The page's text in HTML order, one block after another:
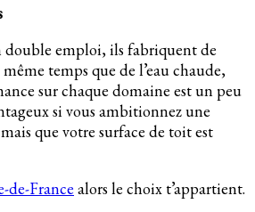
double emploi, ils fabriquent de
temps que de l’eau chaude,
sur chaque domaine est un peu
si vous ambitionnez une
que votre surface de toit est
de-France alors le choix t’appartient.